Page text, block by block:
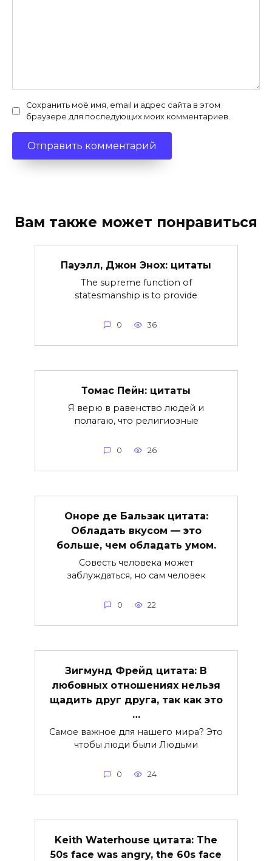
Сохранить моё имя, email и адрес сайта в этом
браузере для последующих моих комментариев.
Вам также может понравиться
Пауэлл, Джон Энох: цитаты
The supreme function of
statesmanship is to provide
0 36
Томас Пейн: цитаты
Я верю в равенство людей и
полагаю, что религиозные
0 26
Оноре де Бальзак цитата:
Обладать вкусом — это
больше, чем обладать умом.
Совесть человека может
заблуждаться, но сам человек
0 22
Зигмунд Фрейд цитата: В
любовных отношениях нельзя
щадить друг друга, так как это
…
Самое важное для нашего мира? Это
чтобы люди были Людьми
0 24
Keith Waterhouse цитата: The
50s face was angry, the 60s face